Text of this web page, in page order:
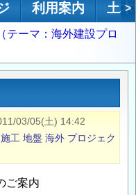
利用案内 土 >
ーマ：海外建設プロ
03/05(土) 14:42
施工 地盤 海外 プロジェク
ご案内